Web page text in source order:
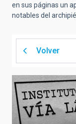
en sus páginas un
notables del
Volver